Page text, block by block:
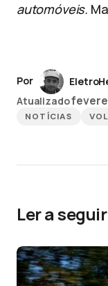
automóveis.
Por
Atualizado
NOTÍCIAS
Ler a seguir